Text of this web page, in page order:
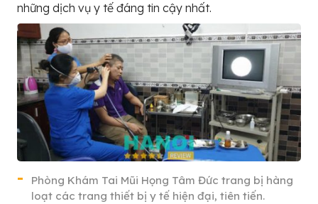
những dịch vụ y tế đáng tin cậy nhất.
Phòng Khám Tai Mũi Họng Tâm Đức trang bị hàng
loạt các trang thiết bị y tế hiện đại, tiên tiến.